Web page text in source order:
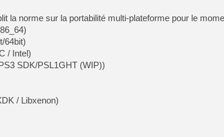
la norme sur la portabilité multi-plateforme pour le
64bit)
/ Intel)
SDK/PSL1GHT (WIP))
/ Libxenon)